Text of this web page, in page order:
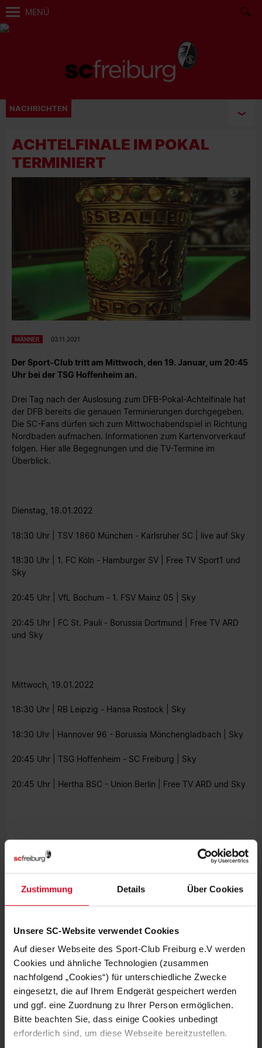
Zustimmung Details Über Cookies
Unsere SC-Website verwendet Cookies
Auf dieser Webseite des Sport-Club Freiburg e.V werden
Cookies und ähnliche Technologien (zusammen
nachfolgend „Cookies“) für unterschiedliche Zwecke
eingesetzt, die auf Ihrem Endgerät gespeichert werden
und ggf. eine Zuordnung zu Ihrer Person ermöglichen.
Bitte beachten Sie, dass einige Cookies unbedingt
erforderlich sind, um diese Webseite bereitzustellen.
MENÜ
NACHRICHTEN
ACHTELFINALE IM POKAL
TERMINIERT
MÄNNER 03.11.2021
Der Sport-Club tritt am Mittwoch, den 19. Januar, um 20:45
Uhr bei der TSG Hoffenheim an.
Drei Tag nach der Auslosung zum DFB-Pokal-Achtelfinale hat
der DFB bereits die genauen Terminierungen durchgegeben.
Die SC-Fans dürfen sich zum Mittwochabendspiel in Richtung
Nordbaden aufmachen. Informationen zum Kartenvorverkauf
folgen. Hier alle Begegnungen und die TV-Termine im
Überblick.
Dienstag, 18.01.2022
18:30 Uhr | TSV 1860 München - Karlsruher SC | live auf Sky
18:30 Uhr | 1. FC Köln - Hamburger SV | Free TV Sport1 und
Sky
20:45 Uhr | VfL Bochum - 1. FSV Mainz 05 | Sky
20:45 Uhr | FC St. Pauli - Borussia Dortmund | Free TV ARD
und Sky
Mittwoch, 19.01.2022
18:30 Uhr | RB Leipzig - Hansa Rostock | Sky
18:30 Uhr | Hannover 96 - Borussia Mönchengladbach | Sky
20:45 Uhr | TSG Hoffenheim - SC Freiburg | Sky
20:45 Uhr | Hertha BSC - Union Berlin | Free TV ARD und Sky
MEHR NEWS
MÄNNER 03.08.2026
CONFERENCE-LEAGUE-PLAYOFFS
GEGEN HELSINKI ODER MOTHERWELL